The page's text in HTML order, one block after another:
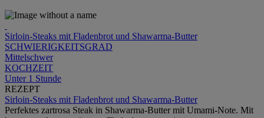
Sirloin-Steaks mit Fladenbrot und Shawarma-Butter
SCHWIERIGKEITSGRAD
Mittelschwer
KOCHZEIT
Unter 1 Stunde
REZEPT
Sirloin-Steaks mit Fladenbrot und Shawarma-Butter
Perfektes zartrosa Steak in Shawarma-Butter mit Umami-Note. Mit